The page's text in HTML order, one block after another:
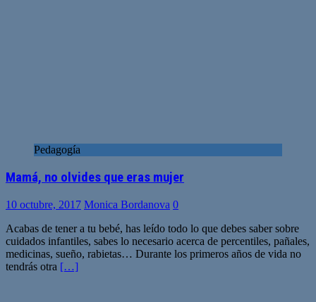
Pedagogía
Mamá, no olvides que eras mujer
10 octubre, 2017 Monica Bordanova 0
Acabas de tener a tu bebé, has leído todo lo que debes saber sobre
cuidados infantiles, sabes lo necesario acerca de percentiles, pañales,
medicinas, sueño, rabietas… Durante los primeros años de vida no
tendrás otra […]